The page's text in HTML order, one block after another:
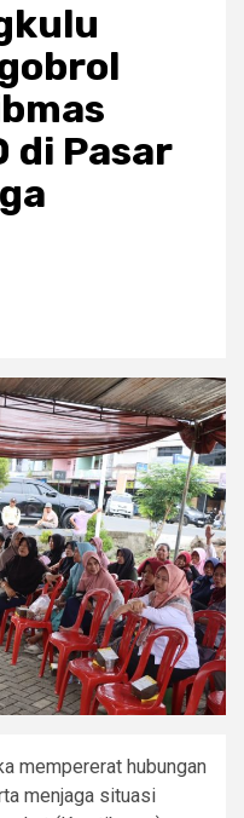
di Pasar
mempererat hubungan
menjaga situasi